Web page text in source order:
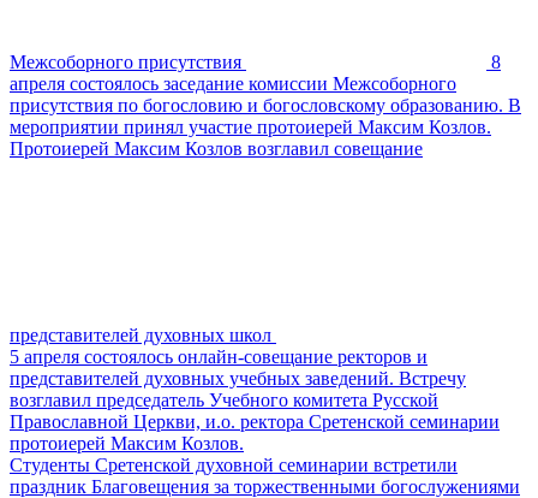
Межсоборного присутствия
8
апреля состоялось заседание комиссии Межсоборного
присутствия по богословию и богословскому образованию. В
мероприятии принял участие протоиерей Максим Козлов.
Протоиерей Максим Козлов возглавил совещание
представителей духовных школ
5 апреля состоялось онлайн-совещание ректоров и
представителей духовных учебных заведений. Встречу
возглавил председатель Учебного комитета Русской
Православной Церкви, и.о. ректора Сретенской семинарии
протоиерей Максим Козлов.
Студенты Сретенской духовной семинарии встретили
праздник Благовещения за торжественными богослужениями